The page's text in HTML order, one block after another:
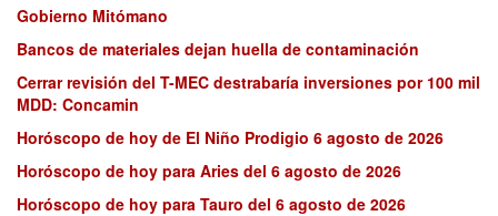
Gobierno Mitómano
Bancos de materiales dejan huella de contaminación
Cerrar revisión del T-MEC destrabaría inversiones por 100 mil
MDD: Concamin
Horóscopo de hoy de El Niño Prodigio 6 agosto de 2026
Horóscopo de hoy para Aries del 6 agosto de 2026
Horóscopo de hoy para Tauro del 6 agosto de 2026